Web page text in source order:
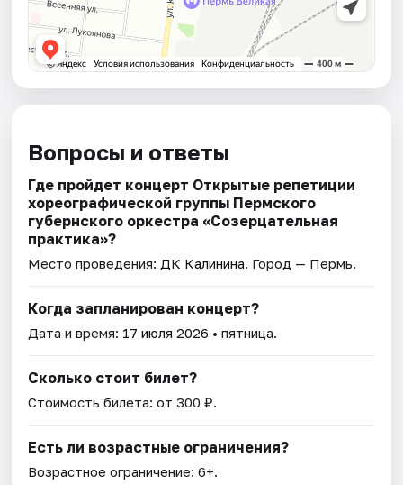
Вопросы и ответы
Где пройдет концерт Открытые репетиции
хореографической группы Пермского
губернского оркестра «Созерцательная
практика»?
Место проведения: ДК Калинина. Город — Пермь.
Когда запланирован концерт?
Дата и время: 17 июля 2026 • пятница.
Сколько стоит билет?
Стоимость билета: от 300 ₽.
Есть ли возрастные ограничения?
Возрастное ограничение: 6+.